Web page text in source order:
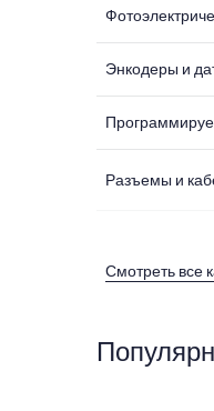
Энкодеры и
Разъемы и
Блоки
Смотреть все